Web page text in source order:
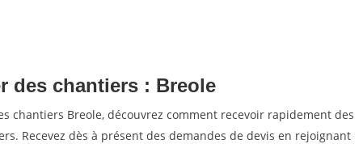
des chantiers : Breole
chantiers Breole, découvrez comment recevoir rapidement des
Recevez dès à présent des demandes de devis en rejoignant